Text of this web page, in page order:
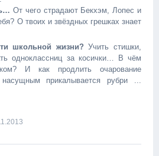
От чего страдают Бекхэм, Лопес и
О твоих и звёздных грешках знает
школьной жизни?Учить стишки,
одноклассниц за косички… В чём
И как продлить очарование
прикалывается рубри ...